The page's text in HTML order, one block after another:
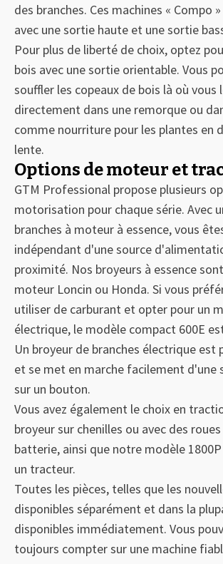
des branches. Ces machines « Compo
avec une sortie haute et une sortie
Pour plus de liberté de choix, optez
bois avec une sortie orientable. Vous
souffler les copeaux de bois là où vous
directement dans une remorque ou
comme nourriture pour les plantes en
lente.
Options de moteur et
GTM Professional propose plusieurs
motorisation pour chaque série. Avec
branches à moteur à essence, vous
indépendant d'une source
proximité. Nos broyeurs à essence
moteur Loncin ou Honda. Si vous
utiliser de carburant et opter pour un
électrique, le modèle compact 600E
Un broyeur de branches électrique est
et se met en marche facilement d'une
sur un bouton.
Vous avez également le choix en
broyeur sur chenilles ou avec des
batterie, ainsi que notre modèle
un tracteur.
Toutes les pièces, telles que les
disponibles séparément et dans la
disponibles immédiatement. Vous
toujours compter sur une machine